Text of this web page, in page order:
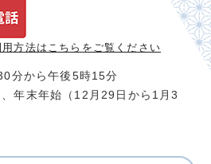
方法は こちらをご覧ください
分から午後5時15分
年末年始（12月29日から1月3